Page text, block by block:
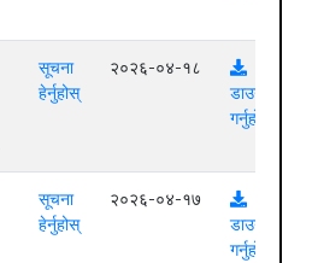
सूचना
हेर्नुहोस्
२०२६-०४-१८
डाउनलोड
गर्नुहोस्
सूचना
हेर्नुहोस्
२०२६-०४-१७
डाउनलोड
गर्नुहोस्